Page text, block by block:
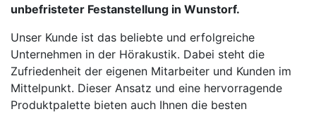
unbefristeter Festanstellung in Wunstorf.
Unser Kunde ist das beliebte und erfolgreiche
Unternehmen in der Hörakustik. Dabei steht die
Zufriedenheit der eigenen Mitarbeiter und Kunden im
Mittelpunkt. Dieser Ansatz und eine hervorragende
Produktpalette bieten auch Ihnen die besten